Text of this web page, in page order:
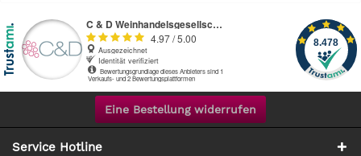
Eine Bestellung widerrufen
Service Hotline